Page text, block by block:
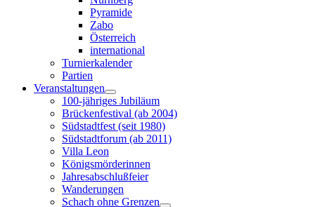
Pyramide
Zabo
Österreich
international
Turnierkalender
Partien
Veranstaltungen
100-jähriges Jubiläum
Brückenfestival (ab 2004)
Südstadtfest (seit 1980)
Südstadtforum (ab 2011)
Villa Leon
Königsmörderinnen
Jahresabschlußfeier
Wanderungen
Schach ohne Grenzen